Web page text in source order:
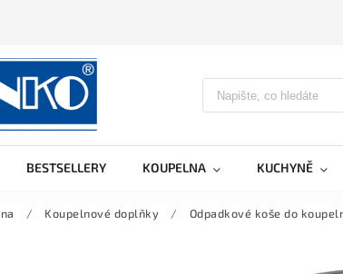
BESTSELLERY KOUPELNA KUCHYNĚ
/ Koupelnové doplňky / Odpadkové koše do